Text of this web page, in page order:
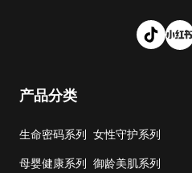
产品分类
生命密码系列
母婴健康系列
女性守护系列
御龄美肌系列